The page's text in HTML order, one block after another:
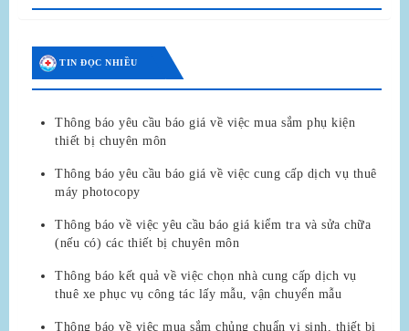
TIN ĐỌC NHIỀU
Thông báo yêu cầu báo giá về việc mua sắm phụ kiện
thiết bị chuyên môn
Thông báo yêu cầu báo giá về việc cung cấp dịch vụ thuê
máy photocopy
Thông báo về việc yêu cầu báo giá kiểm tra và sửa chữa
(nếu có) các thiết bị chuyên môn
Thông báo kết quả về việc chọn nhà cung cấp dịch vụ
thuê xe phục vụ công tác lấy mẫu, vận chuyển mẫu
Thông báo về việc mua sắm chủng chuẩn vi sinh, thiết bị